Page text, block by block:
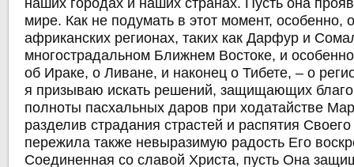
наших городах и наших странах. Пусть она
мире. Как не подумать в этот момент, особенно,
африканских регионах, таких как Дарфур и
многострадальном Ближнем Востоке, и
об Ираке, о Ливане, и наконец о Тибете, – о
я призываю искать решений, защищающих
полноты пасхальных даров при ходатайстве
разделив страдания страстей и распятия
пережила также невыразимую радость Его
Соединенная со славой Христа, пусть Она